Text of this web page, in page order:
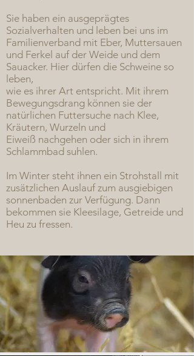
Sie haben ein ausgeprägtes
Sozialverhalten und leben bei uns im
Familienverband mit Eber, Muttersauen
und Ferkel auf der Weide und dem
Sauacker. Hier dürfen die Schweine so
leben,
wie es ihrer Art entspricht. Mit ihrem
Bewegungsdrang können sie der
natürlichen Futtersuche nach Klee,
Kräutern, Wurzeln und
Eiweiß nachgehen oder sich in ihrem
Schlammbad suhlen.
Im Winter steht ihnen ein Strohstall mit
zusätzlichen Auslauf zum ausgiebigen
sonnenbaden zur Verfügung. Dann
bekommen sie Kleesilage, Getreide und
Heu zu fressen.